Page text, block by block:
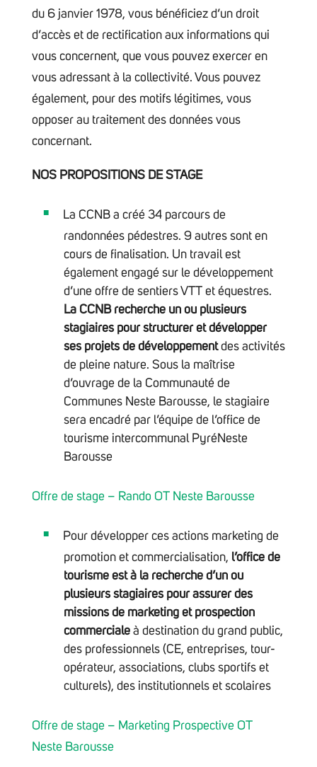
du 6 janvier 1978, vous bénéficiez d’un droit
d’accès et de rectification aux informations qui
vous concernent, que vous pouvez exercer en
vous adressant à la collectivité. Vous pouvez
également, pour des motifs légitimes, vous
opposer au traitement des données vous
concernant.
NOS PROPOSITIONS DE STAGE
La CCNB a créé 34 parcours de
randonnées pédestres. 9 autres sont en
cours de finalisation. Un travail est
également engagé sur le développement
d’une offre de sentiers VTT et équestres.
La CCNB recherche un ou plusieurs
stagiaires pour structurer et développer
ses projets de développementdes activités
de pleine nature. Sous la maîtrise
d’ouvrage de la Communauté de
Communes Neste Barousse, le stagiaire
sera encadré par l’équipe de l’office de
tourisme intercommunal PyréNeste
Barousse
Offre de stage – Rando OT Neste Barousse
Pour développer ces actions marketing de
promotion et commercialisation, l’office de
tourisme est à la recherche d’un ou
plusieurs stagiaires pour assurer des
missions de marketing et prospection
commercialeà destination du grand public,
des professionnels (CE, entreprises, tour-
opérateur, associations, clubs sportifs et
culturels), des institutionnels et scolaires
Offre de stage – Marketing Prospective OT
Neste Barousse